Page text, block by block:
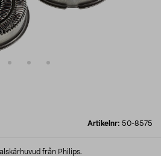
Artikelnr: 50-8575
från Philips.